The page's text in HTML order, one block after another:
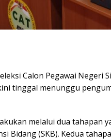
Calon Pegawai Negeri
tinggal menunggu
melalui dua tahapan
Bidang (SKB). Kedua